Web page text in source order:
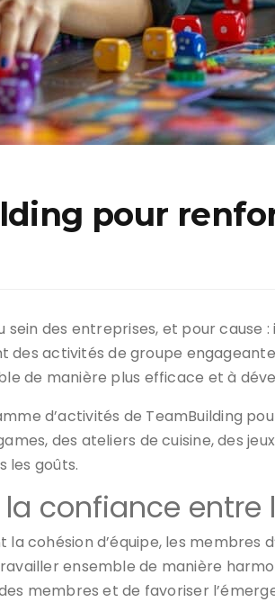
pour
sein des entreprises, et pour
activités de groupe
de manière plus efficace et à
d’activités de TeamBuilding
des ateliers de cuisine, des
les goûts.
confiance entre
cohésion d’équipe, les membres
ensemble de manière
membres et de favoriser